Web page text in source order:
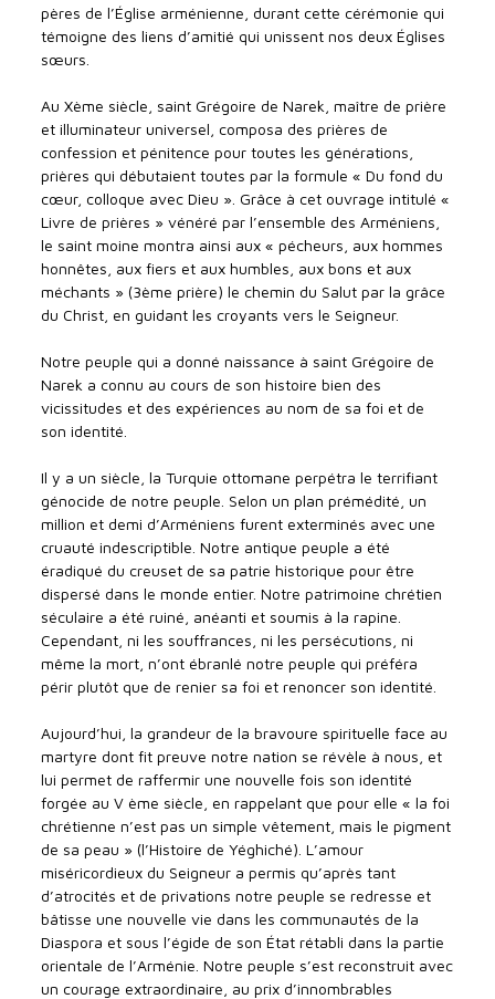
pères de l’Église arménienne, durant cette cérémonie qui
témoigne des liens d’amitié qui unissent nos deux Églises
sœurs.
Au Xème siècle, saint Grégoire de Narek, maître de prière
et illuminateur universel, composa des prières de
confession et pénitence pour toutes les générations,
prières qui débutaient toutes par la formule « Du fond du
cœur, colloque avec Dieu ». Grâce à cet ouvrage intitulé «
Livre de prières » vénéré par l’ensemble des Arméniens,
le saint moine montra ainsi aux « pécheurs, aux hommes
honnêtes, aux fiers et aux humbles, aux bons et aux
méchants » (3ème prière) le chemin du Salut par la grâce
du Christ, en guidant les croyants vers le Seigneur.
Notre peuple qui a donné naissance à saint Grégoire de
Narek a connu au cours de son histoire bien des
vicissitudes et des expériences au nom de sa foi et de
son identité.
Il y a un siècle, la Turquie ottomane perpétra le terrifiant
génocide de notre peuple. Selon un plan prémédité, un
million et demi d’Arméniens furent exterminés avec une
cruauté indescriptible. Notre antique peuple a été
éradiqué du creuset de sa patrie historique pour être
dispersé dans le monde entier. Notre patrimoine chrétien
séculaire a été ruiné, anéanti et soumis à la rapine.
Cependant, ni les souffrances, ni les persécutions, ni
même la mort, n’ont ébranlé notre peuple qui préféra
périr plutôt que de renier sa foi et renoncer son identité.
Aujourd’hui, la grandeur de la bravoure spirituelle face au
martyre dont fit preuve notre nation se révèle à nous, et
lui permet de raffermir une nouvelle fois son identité
forgée au V ème siècle, en rappelant que pour elle « la foi
chrétienne n’est pas un simple vêtement, mais le pigment
de sa peau » (l’Histoire de Yéghiché). L’amour
miséricordieux du Seigneur a permis qu’après tant
d’atrocités et de privations notre peuple se redresse et
bâtisse une nouvelle vie dans les communautés de la
Diaspora et sous l’égide de son État rétabli dans la partie
orientale de l’Arménie. Notre peuple s’est reconstruit avec
un courage extraordinaire, au prix d’innombrables